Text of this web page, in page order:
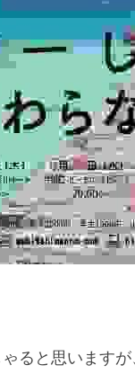
ると思います